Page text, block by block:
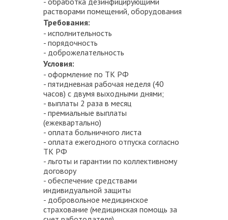
растворами помещений, оборудования
Требования:
- исполнительность
- порядочность
- доброжелательность
Условия:
- оформление по ТК РФ
- пятидневная рабочая неделя (40
часов) с двумя выходными днями;
- выплаты 2 раза в месяц
- премиальные выплаты
(ежеквартально)
- оплата больничного листа
- оплата ежегодного отпуска согласно
ТК РФ
- льготы и гарантии по коллективному
договору
- обеспечение средствами
индивидуальной защиты
- добровольное медицинское
страхование (медицинская помощь за